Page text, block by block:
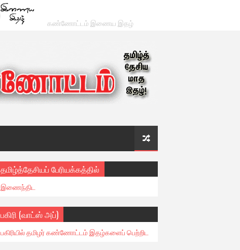
கண்ணோட்டம் இணைய இதழ்
தமிழ்த்தேசியப் பேரியக்கத்தில்
இணைந்திட
பகிரி (வாட்ஸ் அப்)
பகிரியில் தமிழர் கண்ணோட்டம் இதழ்களைப் பெற்றிட